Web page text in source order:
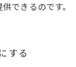
できるのです。
する